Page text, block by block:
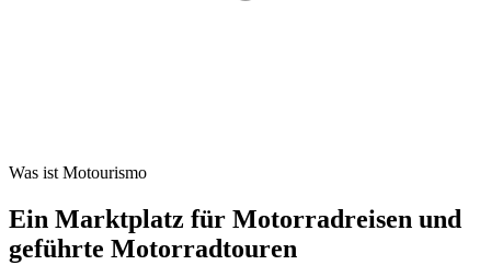
Was ist Motourismo
Ein Marktplatz für Motorradreisen und
geführte Motorradtouren